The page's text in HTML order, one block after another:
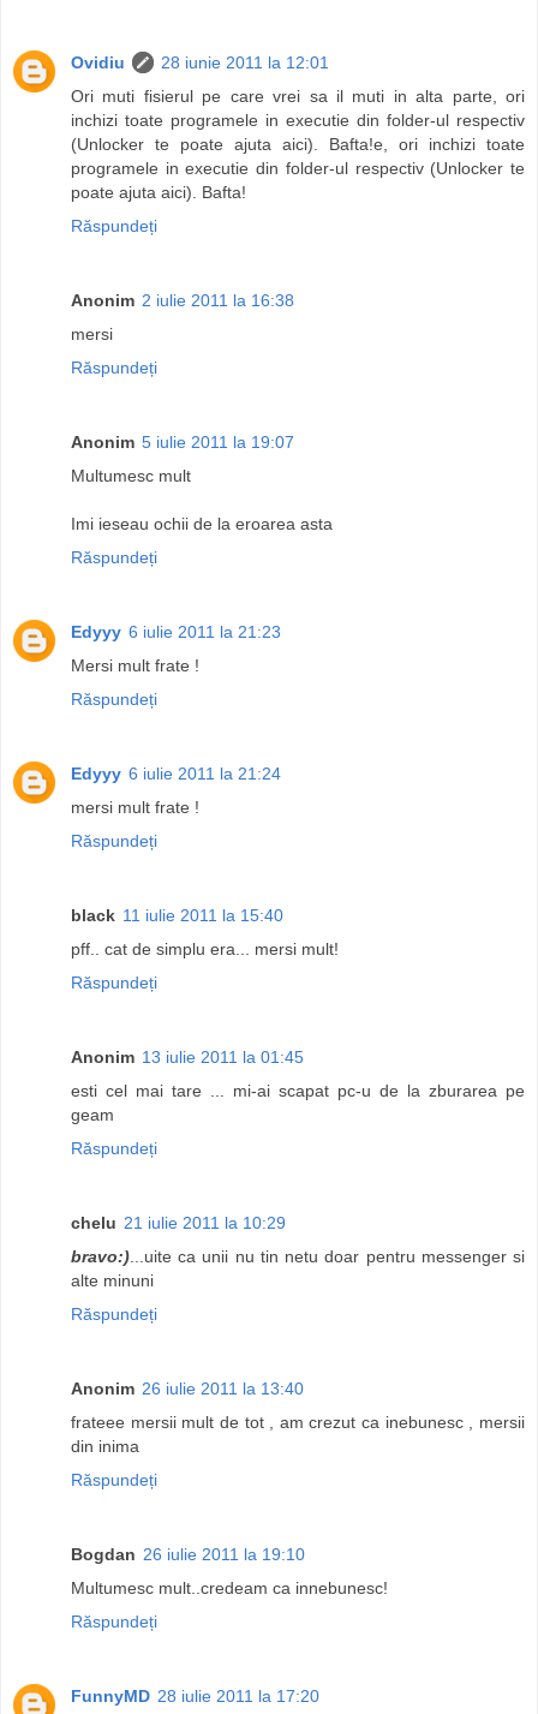
Ovidiu
28 iunie 2011 la 12:01
Ori muti fisierul pe care vrei sa il muti in alta parte, ori
inchizi toate programele in executie din folder-ul respectiv
(Unlocker te poate ajuta aici). Bafta!e, ori inchizi toate
programele in executie din folder-ul respectiv (Unlocker te
poate ajuta aici). Bafta!
Răspundeți
Anonim 2 iulie 2011 la 16:38
mersi
Răspundeți
Anonim 5 iulie 2011 la 19:07
Multumesc mult
Imi ieseau ochii de la eroarea asta
Răspundeți
Edyyy 6 iulie 2011 la 21:23
Mersi mult frate !
Răspundeți
Edyyy 6 iulie 2011 la 21:24
mersi mult frate !
Răspundeți
black 11 iulie 2011 la 15:40
pff.. cat de simplu era... mersi mult!
Răspundeți
Anonim 13 iulie 2011 la 01:45
esti cel mai tare ... mi-ai scapat pc-u de la zburarea pe
geam
Răspundeți
chelu 21 iulie 2011 la 10:29
bravo:)...uite ca unii nu tin netu doar pentru messenger si
alte minuni
Răspundeți
Anonim 26 iulie 2011 la 13:40
frateee mersii mult de tot , am crezut ca inebunesc , mersii
din inima
Răspundeți
Bogdan 26 iulie 2011 la 19:10
Multumesc mult..credeam ca innebunesc!
Răspundeți
FunnyMD 28 iulie 2011 la 17:20